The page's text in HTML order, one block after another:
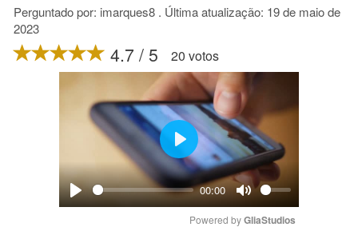
Perguntado por: imarques8 . Última atualização: 19 de maio de
2023
4.7 / 5 20 votos
Play
00:00
Mute
Play
Powered by GliaStudios